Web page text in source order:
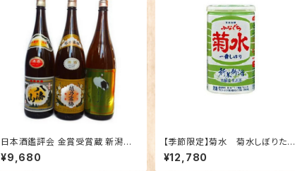
日本酒鑑評会 金賞受賞蔵 新潟の
地酒飲み比べセット1800ｍｌ×3本
（越乃寒梅 八海山 越の鶴）
¥9,680
【季節限定】菊水 菊水しぼりたて
純米生原酒 1ケース （３０本入り）
¥12,780